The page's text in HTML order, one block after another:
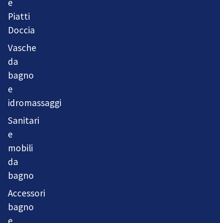
e
Piatti
Doccia
Vasche
da
bagno
e
idromassaggi
Sanitari
e
mobili
da
bagno
Accessori
bagno
e